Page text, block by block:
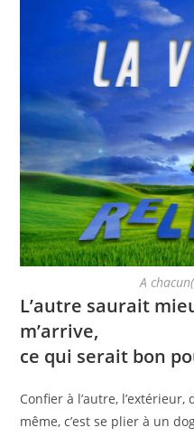
A
L’autre saurait
m’arrive,
ce qui serait bon
Confier à l’autre,
même, c’est se plier à un